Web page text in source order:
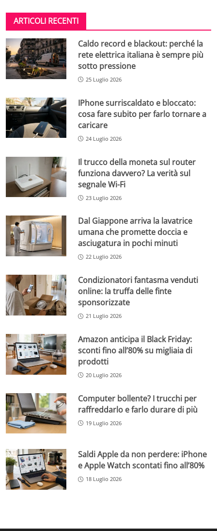
ARTICOLI RECENTI
Caldo record e blackout: perché la
rete elettrica italiana è sempre più
sotto pressione
25 Luglio 2026
IPhone surriscaldato e bloccato:
cosa fare subito per farlo tornare a
caricare
24 Luglio 2026
Il trucco della moneta sul router
funziona davvero? La verità sul
segnale Wi-Fi
23 Luglio 2026
Dal Giappone arriva la lavatrice
umana che promette doccia e
asciugatura in pochi minuti
22 Luglio 2026
Condizionatori fantasma venduti
online: la truffa delle finte
sponsorizzate
21 Luglio 2026
Amazon anticipa il Black Friday:
sconti fino all’80% su migliaia di
prodotti
20 Luglio 2026
Computer bollente? I trucchi per
raffreddarlo e farlo durare di più
19 Luglio 2026
Saldi Apple da non perdere: iPhone
e Apple Watch scontati fino all’80%
18 Luglio 2026